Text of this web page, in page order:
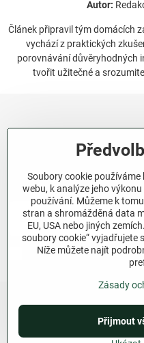
Autor:
Článek připravil tým domácích
vychází z praktických
porovnávání důvěryhodných
tvořit užitečné a
Odebírat
Chci se přihlásit k odběru
©2026CopyrightPředvolby
Soubory cookie
webu, k analýze jeho
používání. Můžeme k
stran a shromážděná data
EU, USA nebo jiných
soubory cookie“ vyjadřujete
Níže můžete najít
Zásady
Přijmout